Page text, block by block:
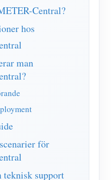
Central?
hos
man
för
teknisk support